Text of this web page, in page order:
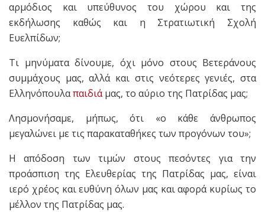
αρμόδιος και υπεύθυνος του χώρου και της
εκδήλωσης καθώς και η Στρατιωτική Σχολή
Ευελπίδων;
Τι μηνύματα δίνουμε, όχι μόνο στους Βετεράνους
συμμάχους μας, αλλά και στις νεότερες γενιές, στα
Ελληνόπουλαπαιδιάμας, το αύριο της Πατρίδας μας;
Λησμονήσαμε, μήπως, ότι «ο κάθε άνθρωπος
μεγαλώνει με τις παρακαταθήκες των προγόνων του»;
Η απόδοση των τιμών στους πεσόντες για την
προάσπιση της Ελευθερίας της Πατρίδας μας, είναι
ιερό χρέος και ευθύνη όλων μας και αφορά κυρίως το
μέλλον της Πατρίδας μας.